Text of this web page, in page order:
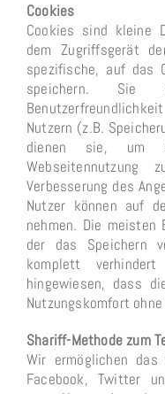
Cookies
Cookies sind kleine
dem Zugriffsgerät
spezifische, auf das
speichern. Sie
Nutzern (z.B.
dienen sie, um
Verbesserung des
Nutzer können auf
nehmen. Die meisten
der das Speichern
komplett
hingewiesen, dass
Nutzungskomfort
Shariff-Methode zum
Wir ermöglichen das
Facebook, Twitter